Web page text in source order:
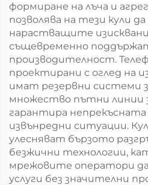
формиране на лъча и
позволява на тези кули
нарастващите
същевременно
производителност.
проектирани с оглед на
имат резервни системи
множество пътни линии
гарантира
извънредни ситуации.
улесняват бързото
безжични технологии,
мрежовите оператори
услуги без значителни